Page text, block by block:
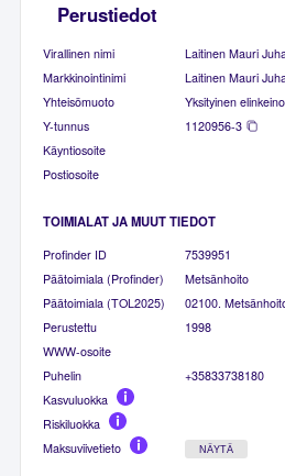
Perustiedot
Virallinen nimi
Laitinen Mauri
Markkinointinimi
Laitinen Mauri
Yhteisömuoto
Yksityinen
Y-tunnus
1120956-3
Käyntiosoite
Postiosoite
TOIMIALAT JA MUUT TIEDOT
Profinder ID
7539951
Päätoimiala (Profinder)
Metsänhoito
Päätoimiala (TOL2025)
02100.
Perustettu
1998
WWW-osoite
Puhelin
+35833738180
Kasvuluokka
Riskiluokka
Maksuviivetieto
NÄYTÄ